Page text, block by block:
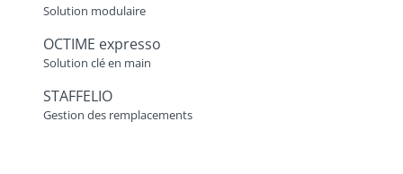
Solution modulaire
OCTIME expresso
Solution clé en main
STAFFELIO
Gestion des remplacements